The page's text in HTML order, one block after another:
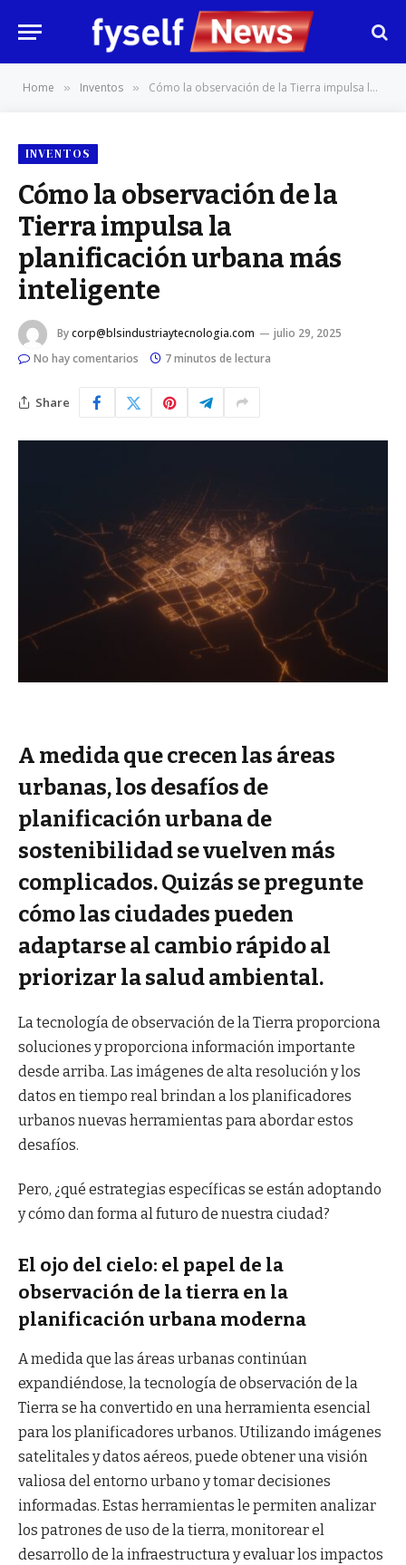
Home » Inventos » Cómo la observación de la Tierra impulsa la planificación urbana más inteligente
INVENTOS
Cómo la observación de la
Tierra impulsa la
planificación urbana más
inteligente
Bycorp@blsindustriaytecnologia.com
julio 29, 2025
No hay comentarios
7 minutos de lectura
Share
A medida que crecen las áreas
urbanas, los desafíos de
planificación urbana de
sostenibilidad se vuelven más
complicados. Quizás se pregunte
cómo las ciudades pueden
adaptarse al cambio rápido al
priorizar la salud ambiental.
La tecnología de observación de la Tierra proporciona
soluciones y proporciona información importante
desde arriba. Las imágenes de alta resolución y los
datos en tiempo real brindan a los planificadores
urbanos nuevas herramientas para abordar estos
desafíos.
Pero, ¿qué estrategias específicas se están adoptando
y cómo dan forma al futuro de nuestra ciudad?
El ojo del cielo: el papel de la
observación de la tierra en la
planificación urbana moderna
A medida que las áreas urbanas continúan
expandiéndose, la tecnología de observación de la
Tierra se ha convertido en una herramienta esencial
para los planificadores urbanos. Utilizando imágenes
satelitales y datos aéreos, puede obtener una visión
valiosa del entorno urbano y tomar decisiones
informadas. Estas herramientas le permiten analizar
los patrones de uso de la tierra, monitorear el
desarrollo de la infraestructura y evaluar los impactos